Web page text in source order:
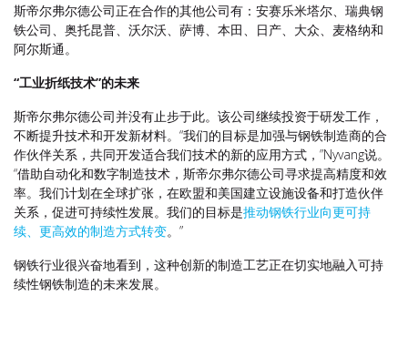
斯帝尔弗尔德公司正在合作的其他公司有：安赛乐米塔尔、瑞典钢
铁公司、奥托昆普、沃尔沃、萨博、本田、日产、大众、麦格纳和
阿尔斯通。
“工业折纸技术”的未来
斯帝尔弗尔德公司并没有止步于此。该公司继续投资于研发工作，
不断提升技术和开发新材料。“我们的目标是加强与钢铁制造商的合
作伙伴关系，共同开发适合我们技术的新的应用方式，”Nyvang说。
“借助自动化和数字制造技术，斯帝尔弗尔德公司寻求提高精度和效
率。我们计划在全球扩张，在欧盟和美国建立设施设备和打造伙伴
关系，促进可持续性发展。我们的目标是推动钢铁行业向更可持
续、更高效的制造方式转变。”
钢铁行业很兴奋地看到，这种创新的制造工艺正在切实地融入可持
续性钢铁制造的未来发展。